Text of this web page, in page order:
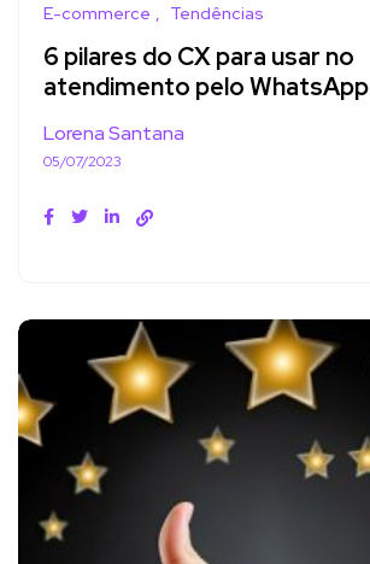
E-commerce Tendências
6 pilares do CX para usar no
atendimento pelo WhatsApp
Lorena Santana
05/07/2023